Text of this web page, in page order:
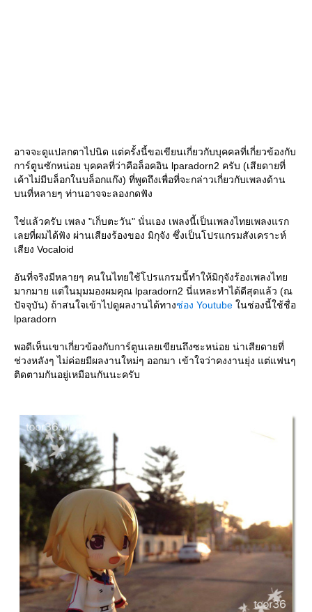
อาจจะดูแปลกตาไปนิด แต่ครั้งนี้ขอเขียนเกี่ยวกับบุคคลที่เกี่ยวข้องกับ
การ์ตูนซักหน่อย บุคคลที่ว่าคือล็อคอิน lparadorn2 ครับ (เสียดายที่
เค้าไม่มีบล็อกในบล็อกแก๊ง) ที่พูดถึงเพื่อที่จะกล่าวเกี่ยวกับเพลงด้าน
บนที่หลายๆ ท่านอาจจะลองกดฟัง
ช่แล้วครับ เพลง "เก็บตะวัน" นั่นเอง เพลงนี้เป็นเพลงไทยเพลงแรก
เลยที่ผมได้ฟัง ผ่านเสียงร้องของ มิกุจัง ซึ่งเป็นโปรแกรมสังเคราะห์
เสียง Vocaloid
อันที่จริงมีหลายๆ คนในไทยใช้โปรแกรมนี้ทำให้มิกุจังร้องเพลงไท
มากมาย แต่ในมุมมองผมคุณ lparadorn2 นี่แหละทำได้ดีสุดแล้ว (ณ
ปัจจุบัน) ถ้าสนใจเข้าไปดูผลงานได้ทางช่อง Youtube นช่องนี้ใช้ชื่อ
lparadorn
พอดีเห็นเขาเกี่ยวข้องกับการ์ตูนเลยเขียนถึงซะหน่อย น่าเสียดายที่
ช่วงหลังๆ ไม่ค่อยมีผลงานใหม่ๆ ออกมา เข้าใจว่าคงงานยุ่ง แต่แฟนๆ
ติดตามกันอยู่เหมือนกันนะครับ